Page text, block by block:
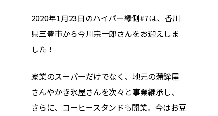
2020年1月23日のハイパー縁側#7は、香川
県三豊市から今川宗一郎さんをお迎えしま
した！
家業のスーパーだけでなく、地元の蒲鉾屋
さんやかき氷屋さんを次々と事業継承し、
さらに、コーヒースタンドも開業。今はお豆